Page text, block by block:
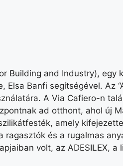
Building and Industry),
Banfi segítségével. Az
A Via Cafiero-n
ad otthont, ahol új
amely
és a rugalmas
volt, az ADESILEX, a